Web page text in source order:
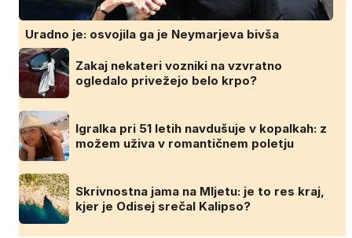
Uradno je: osvojila ga je Neymarjeva bivša
Zakaj nekateri vozniki na vzvratno
ogledalo privežejo belo krpo?
Igralka pri 51 letih navdušuje v kopalkah: z
možem uživa v romantičnem poletju
Skrivnostna jama na Mljetu: je to res kraj,
kjer je Odisej srečal Kalipso?